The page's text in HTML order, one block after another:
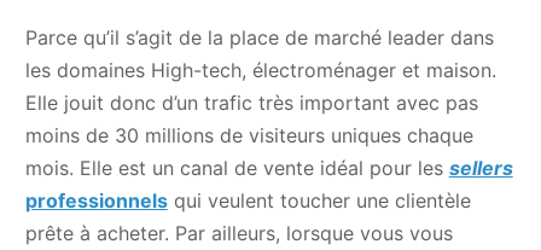
Parce qu’il s’agit de la place de marché leader dans
les domaines High-tech, électroménager et maison.
Elle jouit donc d’un trafic très important avec pas
moins de 30 millions de visiteurs uniques chaque
mois. Elle est un canal de vente idéal pour les sellers
professionnelsqui veulent toucher une clientèle
prête à acheter. Par ailleurs, lorsque vous vous